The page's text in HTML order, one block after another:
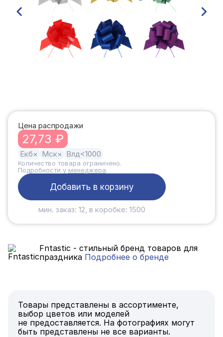
Цена распродажи
27,73 ₽
Екб× Мск× Влд<1000
Количество товара ограничено.
Подробности у менеджера.
Добавить в корзину
мин. заказ: 12, в коробке: 1500
Fntastic - стильный бренд товаров для
праздника Подробнее о бренде
Товары представлены в ассортименте,
выбор цветов или моделей
не предоставляется. На фотографиях могут
быть представлены не все варианты.